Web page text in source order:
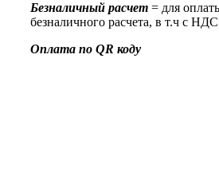
Безналичный расчет = для
безналичного расчета, в т.ч с НДС
Оплата по QR коду